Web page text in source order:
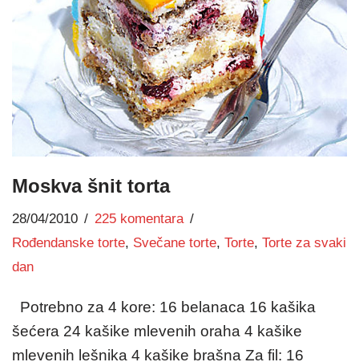
Moskva šnit torta
28/04/2010
225 komentara
Rođendanske torte, Svečane torte, Torte, Torte za svaki
dan
Potrebno za 4 kore: 16 belanaca 16 kašika
šećera 24 kašike mlevenih oraha 4 kašike
mlevenih lešnika 4 kašike brašna Za fil: 16